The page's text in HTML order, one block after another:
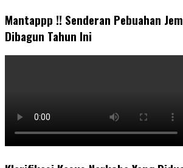
Mantappp !! Senderan Pebuahan
Dibagun Tahun Ini